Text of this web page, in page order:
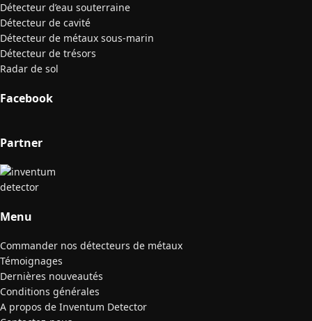
Détecteur d’eau souterraine
Détecteur de cavité
Détecteur de métaux sous-marin
Détecteur de trésors
Radar de sol
Facebook
Partner
Menu
Commander nos détecteurs de métaux
Témoignages
Dernières nouveautés
Conditions générales
A propos de Inventum Detector